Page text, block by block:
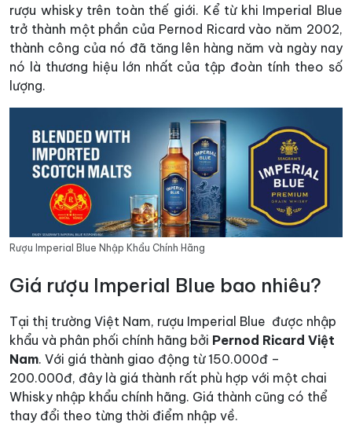
rượu whisky trên toàn thế giới. Kể từ khi Imperial Blue
trở thành một phần của Pernod Ricard vào năm 2002,
thành công của nó đã tăng lên hàng năm và ngày nay
nó là thương hiệu lớn nhất của tập đoàn tính theo số
lượng.
Rượu Imperial Blue Nhập Khẩu Chính Hãng
Giá rượu Imperial Blue bao nhiêu?
Tại thị trường Việt Nam, rượu Imperial Blue được nhập
khẩu và phân phối chính hãng bởi Pernod Ricard Việt
Nam. Với giá thành giao động từ 150.000đ –
200.000đ, đây là giá thành rất phù hợp với một chai
Whisky nhập khẩu chính hãng. Giá thành cũng có thể
thay đổi theo từng thời điểm nhập về.